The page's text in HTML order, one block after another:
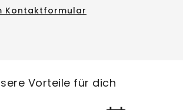
Kontaktformular
Vorteile für dich